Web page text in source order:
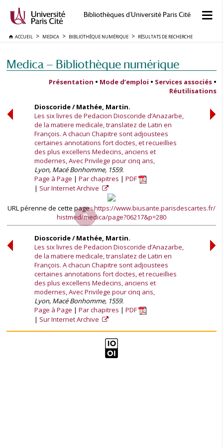
Bibliothèques d'Université Paris Cité
ACCUEIL MEDICA BIBLIOTHÈQUE NUMÉRIQUE RÉSULTATS DE RECHERCHE
Medica — Bibliothèque numérique
Présentation • Mode d’emploi • Services associés •
Réutilisations
Dioscoride / Mathée, Martin.
Les six livres de Pedacion Dioscoride d’Anazarbe,
de la matiere medicale, translatez de Latin en
François. A chacun Chapitre sont adjoustees
certaines annotations fort doctes, et recueillies
des plus excellens Medecins, anciens et
modernes, Avec Privilege pour cinq ans,
Lyon, Macé Bonhomme, 1559.
Page à Page
Par chapitres
PDF
Sur Internet Archive
URL pérenne de cette page :https://www.biusante.parisdescartes.fr/
histmed/medica/page?06217&p=280
Dioscoride / Mathée, Martin.
Les six livres de Pedacion Dioscoride d’Anazarbe,
de la matiere medicale, translatez de Latin en
François. A chacun Chapitre sont adjoustees
certaines annotations fort doctes, et recueillies
des plus excellens Medecins, anciens et
modernes, Avec Privilege pour cinq ans,
Lyon, Macé Bonhomme, 1559.
Page à Page
Par chapitres
PDF
Sur Internet Archive